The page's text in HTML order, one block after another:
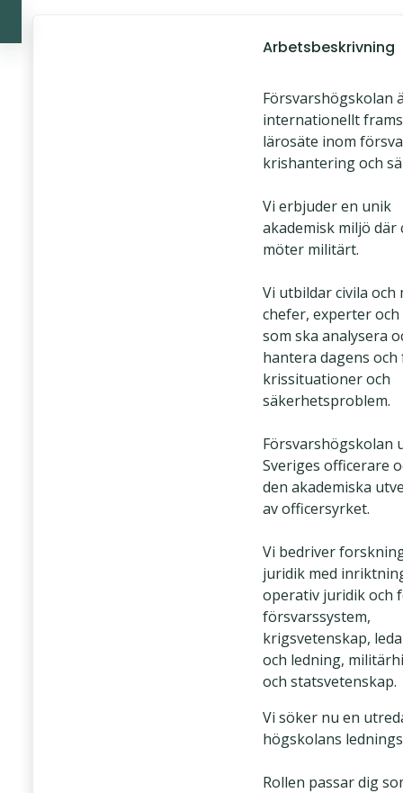
Arbetsbeskrivning
Försvarshögskolan
internationellt
lärosäte inom
krishantering och
Vi erbjuder en unik
akademisk miljö där
möter militärt.
Vi utbildar civila och
chefer, experter
som ska analysera
hantera dagens
krissituationer och
säkerhetsproblem.
Försvarshögskolan
Sveriges officerare
den akademiska
av officersyrket.
Vi bedriver
juridik med
operativ juridik och
försvarssystem,
krigsvetenskap,
och ledning,
och statsvetenskap.
Vi söker nu en
högskolans
Rollen passar dig